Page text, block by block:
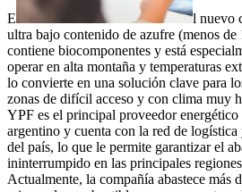
E
l nuevo
ultra bajo contenido de azufre (menos
contiene biocomponentes y está
operar en alta montaña y temperaturas
lo convierte en una solución clave para
zonas de difícil acceso y con clima muy
YPF es el principal proveedor
argentino y cuenta con la red de
del país, lo que le permite garantizar el
ininterrumpido en las principales
Actualmente, la compañía abastece más